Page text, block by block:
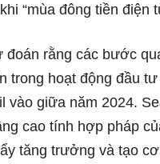
“mùa đông tiền điện
đoán rằng các bước
trong hoạt động đầu tư
vào giữa năm 2024.
cao tính hợp pháp
tăng trưởng và tạo